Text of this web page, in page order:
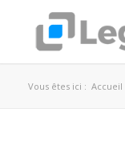
Vous êtes ici : Accueil